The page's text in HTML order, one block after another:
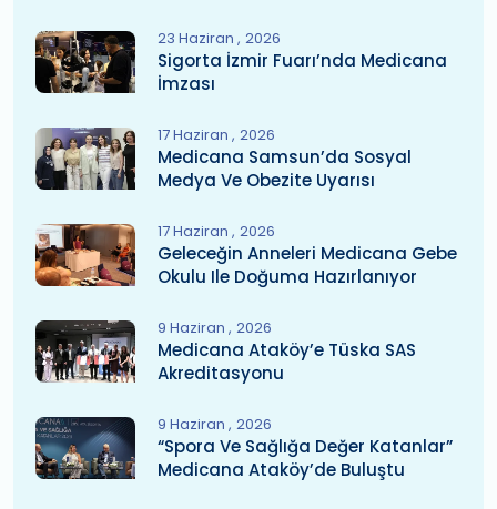
23 Haziran 2026
Sigorta İzmir Fuarı’nda Medicana
İmzası
17 Haziran 2026
Medicana Samsun’da Sosyal
Medya Ve Obezite Uyarısı
17 Haziran 2026
Geleceğin Anneleri Medicana Gebe
Okulu Ile Doğuma Hazırlanıyor
9 Haziran 2026
Medicana Ataköy’e Tüska SAS
Akreditasyonu
9 Haziran 2026
“Spora Ve Sağlığa Değer Katanlar”
Medicana Ataköy’de Buluştu